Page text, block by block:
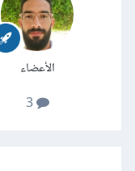
الأعضاء
3